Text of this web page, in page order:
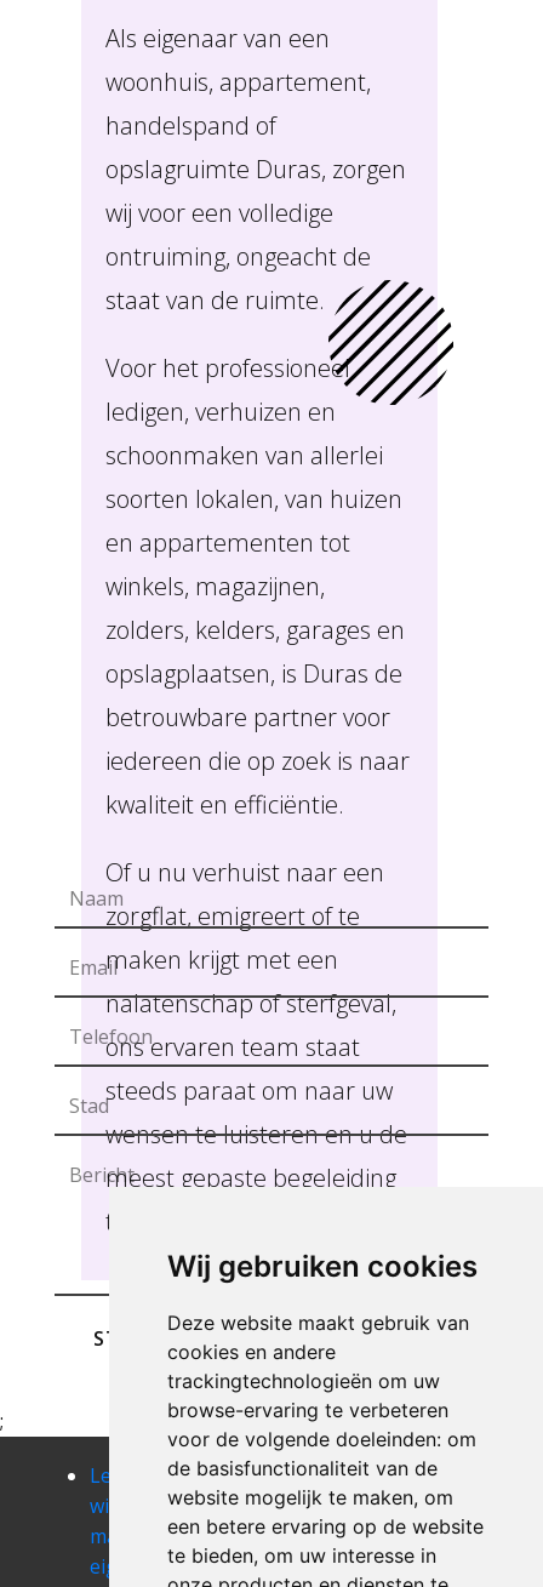
Wij gebruiken cookies
Deze website maakt gebruik van
cookies en andere
trackingtechnologieën om uw
browse-ervaring te verbeteren
voor de volgende doeleinden: om
de basisfunctionaliteit van de
website mogelijk te maken, om
een betere ervaring op de website
te bieden, om uw interesse in
Als eigenaar van een
woonhuis, appartement,
handelspand of
opslagruimte Duras, zorgen
wij voor een volledige
ontruiming, ongeacht de
staat van de ruimte.
Voor het professioneel
ledigen, verhuizen en
schoonmaken van allerlei
soorten lokalen, van huizen
en appartementen tot
winkels, magazijnen,
zolders, kelders, garages en
opslagplaatsen, is Duras de
betrouwbare partner voor
iedereen die op zoek is naar
kwaliteit en efficiëntie.
Of u nu verhuist naar een
zorgflat, emigreert of te
maken krijgt met een
nalatenschap of sterfgeval,
ons ervaren team staat
steeds paraat om naar uw
wensen te luisteren en u de
meest gepaste begeleiding
te bieden, Duras.
STUREN
;
Leegmaken
winkel of
magazij
eigenbilzen
Leegmaken
winkel of
magazij
eisden
Leegmaken
winkel of
magazij eksel
Leegmaken